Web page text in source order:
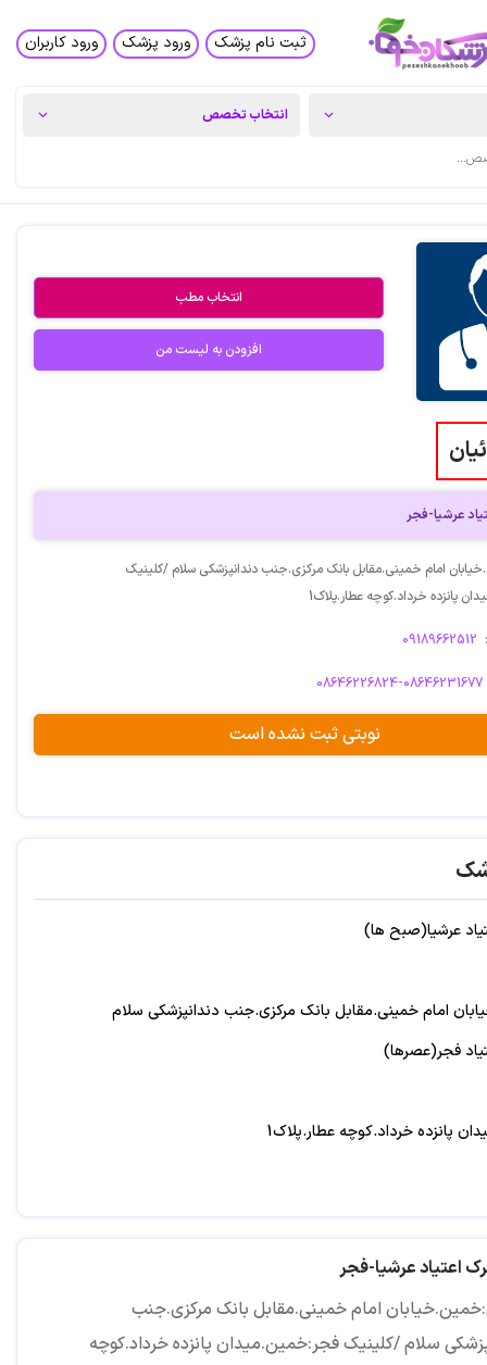
ثبت نام پزشک ورود پزشک ورود کاربران
انتخاب مطب
افزودن به لیست من
عرشیا-فجر
امام خمینی.مقابل بانک مرکزی.جنب دندانپزشکی سلام /کلینیک
پانزده خرداد.کوچه عطار.پلاک1
09189662512
08646226824-08646231677
نوبتی ثبت نشده است
عرشیا(صبح ها)
امام خمینی.مقابل بانک مرکزی.جنب دندانپزشکی سلام
فجر(عصرها)
پانزده خرداد.کوچه عطار.پلاک1
اعتیاد عرشیا-فجر
امام خمینی.مقابل بانک مرکزی.جنب
سلام /کلینیک فجر:خمین.میدان پانزده خرداد.کوچه